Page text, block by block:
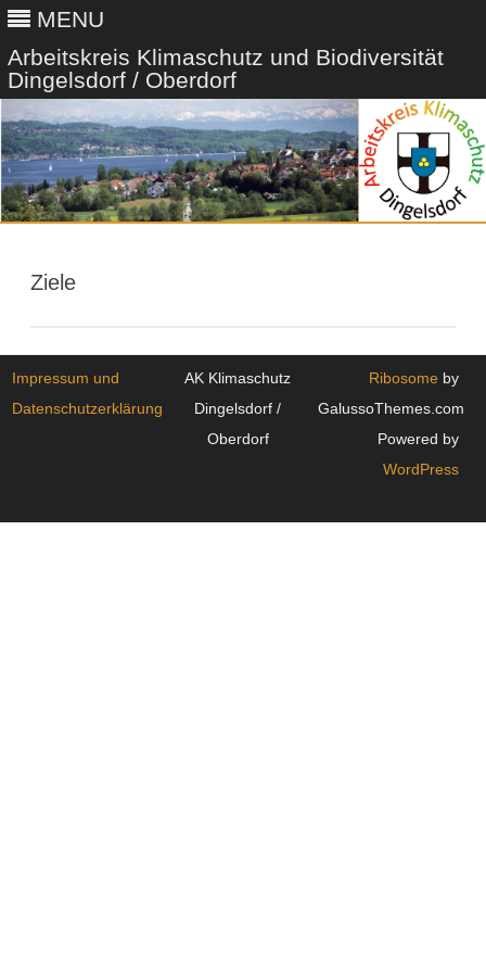
MENU
Arbeitskreis Klimaschutz und Biodiversität
Dingelsdorf / Oberdorf
Ziele
Impressum und
Datenschutzerklärung
AK Klimaschutz
Dingelsdorf /
Oberdorf
Ribosome by
GalussoThemes.com
Powered by
WordPress